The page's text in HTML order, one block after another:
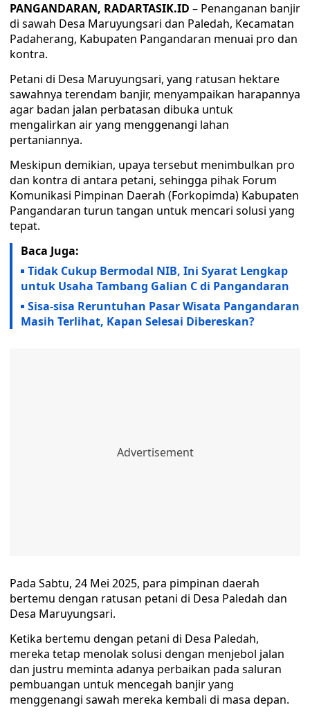
PANGANDARAN, RADARTASIK.ID – Penanganan banjir
di sawah Desa Maruyungsari dan Paledah, Kecamatan
Padaherang, Kabupaten Pangandaran menuai pro dan
kontra.
Petani di Desa Maruyungsari, yang ratusan hektare
sawahnya terendam banjir, menyampaikan harapannya
agar badan jalan perbatasan dibuka untuk
mengalirkan air yang menggenangi lahan
pertaniannya.
Meskipun demikian, upaya tersebut menimbulkan pro
dan kontra di antara petani, sehingga pihak Forum
Komunikasi Pimpinan Daerah (Forkopimda) Kabupaten
Pangandaran turun tangan untuk mencari solusi yang
tepat.
Baca Juga:
Tidak Cukup Bermodal NIB, Ini Syarat Lengkap
untuk Usaha Tambang Galian C di Pangandaran
Sisa-sisa Reruntuhan Pasar Wisata Pangandaran
Masih Terlihat, Kapan Selesai Dibereskan?
Pada Sabtu, 24 Mei 2025, para pimpinan daerah
bertemu dengan ratusan petani di Desa Paledah dan
Desa Maruyungsari.
Ketika bertemu dengan petani di Desa Paledah,
mereka tetap menolak solusi dengan menjebol jalan
dan justru meminta adanya perbaikan pada saluran
pembuangan untuk mencegah banjir yang
menggenangi sawah mereka kembali di masa depan.